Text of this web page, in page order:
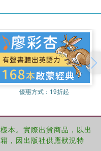
and diversity of
phenomenon which has
to the West and a
Middle East. It is a
those interested in the
of these Islamic
優惠方式： 19折起
本。實際出貨商品，以出
，因出版社供應狀況特